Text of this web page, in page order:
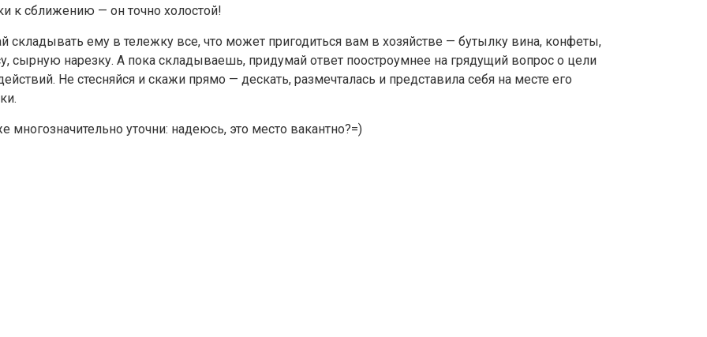
к сближению — он точно холостой!
складывать ему в тележку все, что может пригодиться вам в хозяйстве — бутылку вина, конфеты,
сырную нарезку. А пока складываешь, придумай ответ поостроумнее на грядущий вопрос о цели
Не стесняйся и скажи прямо — дескать, размечталась и представила себя на месте его
многозначительно уточни: надеюсь, это место вакантно?=)